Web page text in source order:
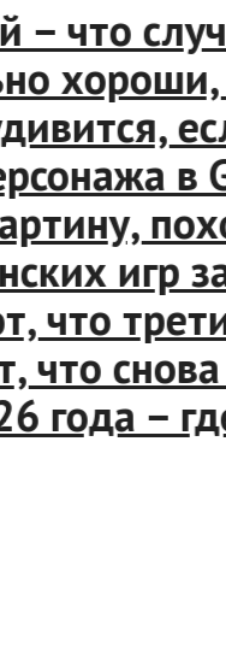
если
в
игр
снова
– где